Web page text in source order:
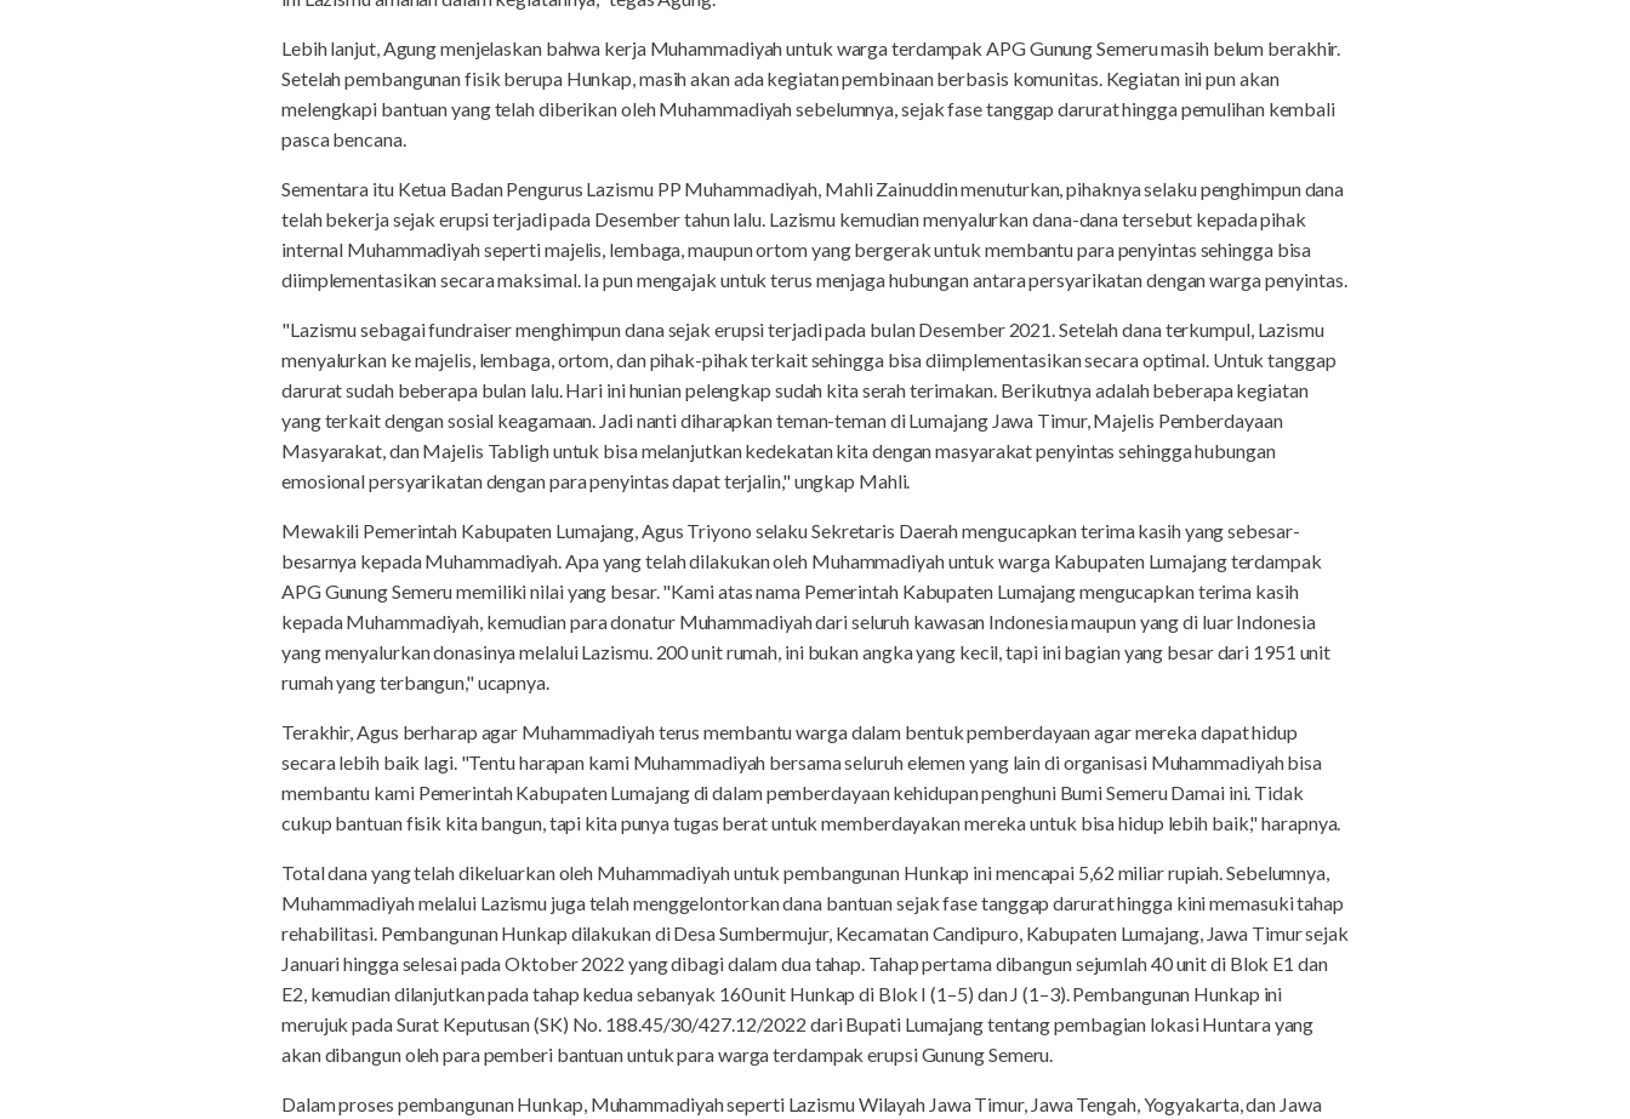
Lebih lanjut, Agung menjelaskan bahwa kerja Muhammadiyah untuk warga terdampak APG Gunung Semeru masih belum berakhir.
Setelah pembangunan fisik berupa Hunkap, masih akan ada kegiatan pembinaan berbasis komunitas. Kegiatan ini pun akan
melengkapi bantuan yang telah diberikan oleh Muhammadiyah sebelumnya, sejak fase tanggap darurat hingga pemulihan kembali
pasca bencana.
Sementara itu Ketua Badan Pengurus Lazismu PP Muhammadiyah, Mahli Zainuddin menuturkan, pihaknya selaku penghimpun dana
telah bekerja sejak erupsi terjadi pada Desember tahun lalu. Lazismu kemudian menyalurkan dana-dana tersebut kepada pihak
internal Muhammadiyah seperti majelis, lembaga, maupun ortom yang bergerak untuk membantu para penyintas sehingga bisa
diimplementasikan secara maksimal. Ia pun mengajak untuk terus menjaga hubungan antara persyarikatan dengan warga penyintas.
"Lazismu sebagai fundraiser menghimpun dana sejak erupsi terjadi pada bulan Desember 2021. Setelah dana terkumpul, Lazismu
menyalurkan ke majelis, lembaga, ortom, dan pihak-pihak terkait sehingga bisa diimplementasikan secara optimal. Untuk tanggap
darurat sudah beberapa bulan lalu. Hari ini hunian pelengkap sudah kita serah terimakan. Berikutnya adalah beberapa kegiatan
yang terkait dengan sosial keagamaan. Jadi nanti diharapkan teman-teman di Lumajang Jawa Timur, Majelis Pemberdayaan
Masyarakat, dan Majelis Tabligh untuk bisa melanjutkan kedekatan kita dengan masyarakat penyintas sehingga hubungan
emosional persyarikatan dengan para penyintas dapat terjalin," ungkap Mahli.
Mewakili Pemerintah Kabupaten Lumajang, Agus Triyono selaku Sekretaris Daerah mengucapkan terima kasih yang sebesar-
besarnya kepada Muhammadiyah. Apa yang telah dilakukan oleh Muhammadiyah untuk warga Kabupaten Lumajang terdampak
APG Gunung Semeru memiliki nilai yang besar. "Kami atas nama Pemerintah Kabupaten Lumajang mengucapkan terima kasih
kepada Muhammadiyah, kemudian para donatur Muhammadiyah dari seluruh kawasan Indonesia maupun yang di luar Indonesia
yang menyalurkan donasinya melalui Lazismu. 200 unit rumah, ini bukan angka yang kecil, tapi ini bagian yang besar dari 1951 unit
rumah yang terbangun," ucapnya.
Terakhir, Agus berharap agar Muhammadiyah terus membantu warga dalam bentuk pemberdayaan agar mereka dapat hidup
secara lebih baik lagi. "Tentu harapan kami Muhammadiyah bersama seluruh elemen yang lain di organisasi Muhammadiyah bisa
membantu kami Pemerintah Kabupaten Lumajang di dalam pemberdayaan kehidupan penghuni Bumi Semeru Damai ini. Tidak
cukup bantuan fisik kita bangun, tapi kita punya tugas berat untuk memberdayakan mereka untuk bisa hidup lebih baik," harapnya.
Total dana yang telah dikeluarkan oleh Muhammadiyah untuk pembangunan Hunkap ini mencapai 5,62 miliar rupiah. Sebelumnya,
Muhammadiyah melalui Lazismu juga telah menggelontorkan dana bantuan sejak fase tanggap darurat hingga kini memasuki tahap
rehabilitasi. Pembangunan Hunkap dilakukan di Desa Sumbermujur, Kecamatan Candipuro, Kabupaten Lumajang, Jawa Timur sejak
Januari hingga selesai pada Oktober 2022 yang dibagi dalam dua tahap. Tahap pertama dibangun sejumlah 40 unit di Blok E1 dan
E2, kemudian dilanjutkan pada tahap kedua sebanyak 160 unit Hunkap di Blok I (1–5) dan J (1–3). Pembangunan Hunkap ini
merujuk pada Surat Keputusan (SK) No. 188.45/30/427.12/2022 dari Bupati Lumajang tentang pembagian lokasi Huntara yang
akan dibangun oleh para pemberi bantuan untuk para warga terdampak erupsi Gunung Semeru.
Dalam proses pembangunan Hunkap, Muhammadiyah seperti Lazismu Wilayah Jawa Timur, Jawa Tengah, Yogyakarta, dan Jawa